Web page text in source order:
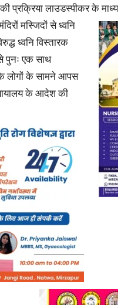
प्रक्रिया लाउडस्पीकर के
मस्जिदों से ध्वनि
ध्वनि विस्तारक
पुनः एक साथ
लोगों के सामने आपस
के आदेश की